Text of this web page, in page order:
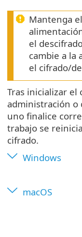
Mantenga
el
cambie a la
el cifrado/
Tras inicializar el
administración o
uno finalice
trabajo se
cifrado.
Windows
macOS